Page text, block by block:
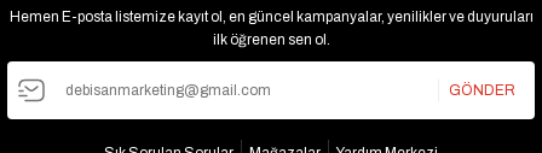
Hemen E-posta listemize kayıt ol, en güncel kampanyalar, yenilikler ve duyuruları
ilk öğrenen sen ol.
GÖNDER